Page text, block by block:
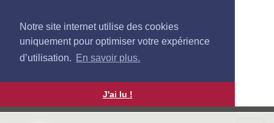
Notre site internet utilise des cookies
uniquement pour optimiser votre expérience
d’utilisation. En savoir plus.
J'ai lu !
Aller